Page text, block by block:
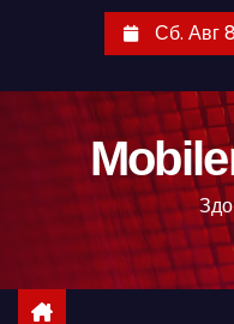
с
Сб. Авг